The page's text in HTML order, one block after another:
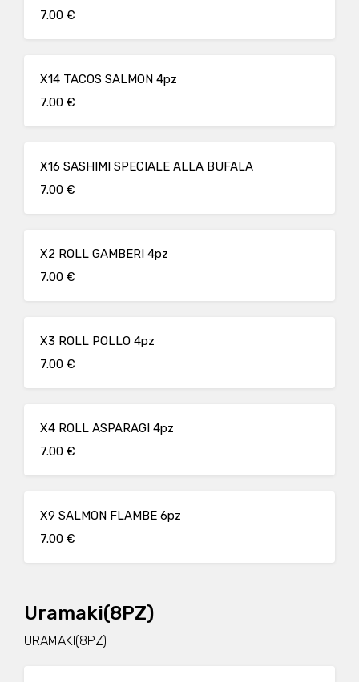
7.00 €
X14 TACOS SALMON 4pz
7.00 €
X16 SASHIMI SPECIALE ALLA BUFALA
7.00 €
X2 ROLL GAMBERI 4pz
7.00 €
X3 ROLL POLLO 4pz
7.00 €
X4 ROLL ASPARAGI 4pz
7.00 €
X9 SALMON FLAMBE 6pz
7.00 €
Uramaki(8PZ)
URAMAKI(8PZ)